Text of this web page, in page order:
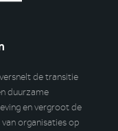
versnelt de transitie
duurzame
en vergroot de
organisaties op